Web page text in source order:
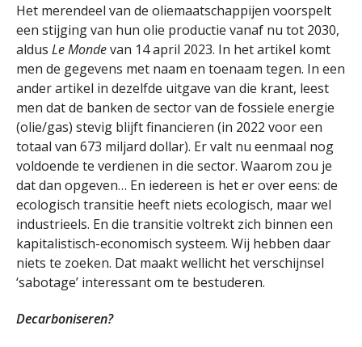
Het merendeel van de oliemaatschappijen voorspelt
een stijging van hun olie productie vanaf nu tot 2030,
aldus Le Mondevan 14 april 2023. In het artikel komt
men de gegevens met naam en toenaam tegen. In een
ander artikel in dezelfde uitgave van die krant, leest
men dat de banken de sector van de fossiele energie
(olie/gas) stevig blijft financieren (in 2022 voor een
totaal van 673 miljard dollar). Er valt nu eenmaal nog
voldoende te verdienen in die sector. Waarom zou je
dat dan opgeven… En iedereen is het er over eens: de
ecologisch transitie heeft niets ecologisch, maar wel
industrieels. En die transitie voltrekt zich binnen een
kapitalistisch-economisch systeem. Wij hebben daar
niets te zoeken. Dat maakt wellicht het verschijnsel
‘sabotage’ interessant om te bestuderen.
Decarboniseren?